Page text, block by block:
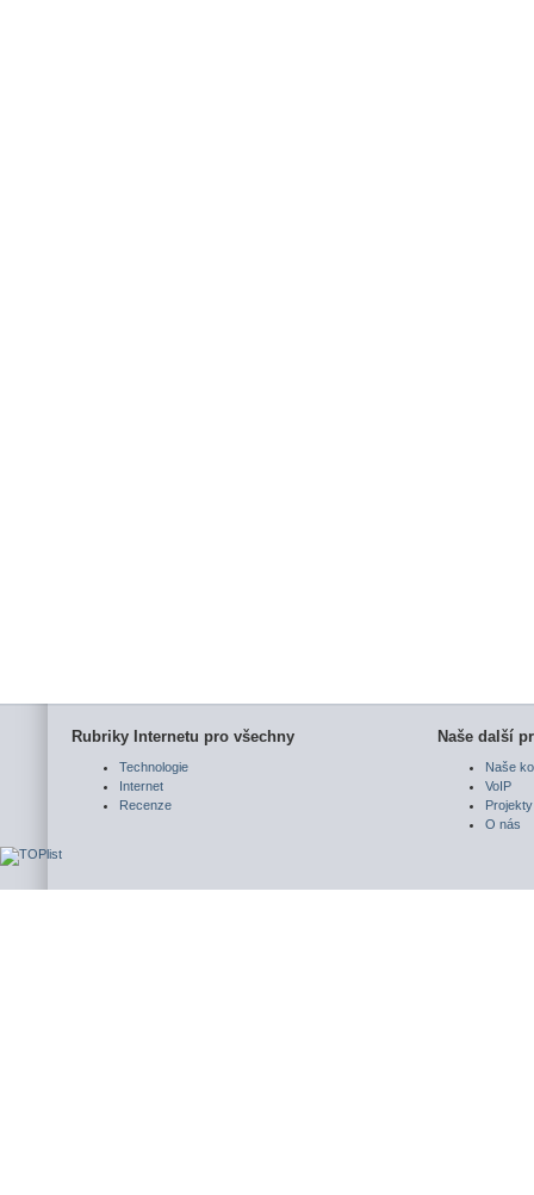
Rubriky Internetu pro všechny
Technologie
Internet
Recenze
Naše další
Naše
VoIP
Projekty
O nás